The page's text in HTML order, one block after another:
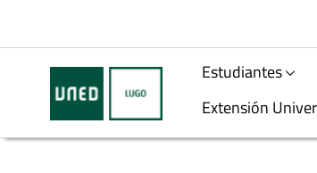
Estudiantes
Extensión